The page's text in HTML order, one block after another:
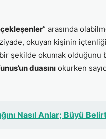
” arasında
okuyan kişinin
şekilde okumak
duasını okurken
Nasıl Anlar; Büyü